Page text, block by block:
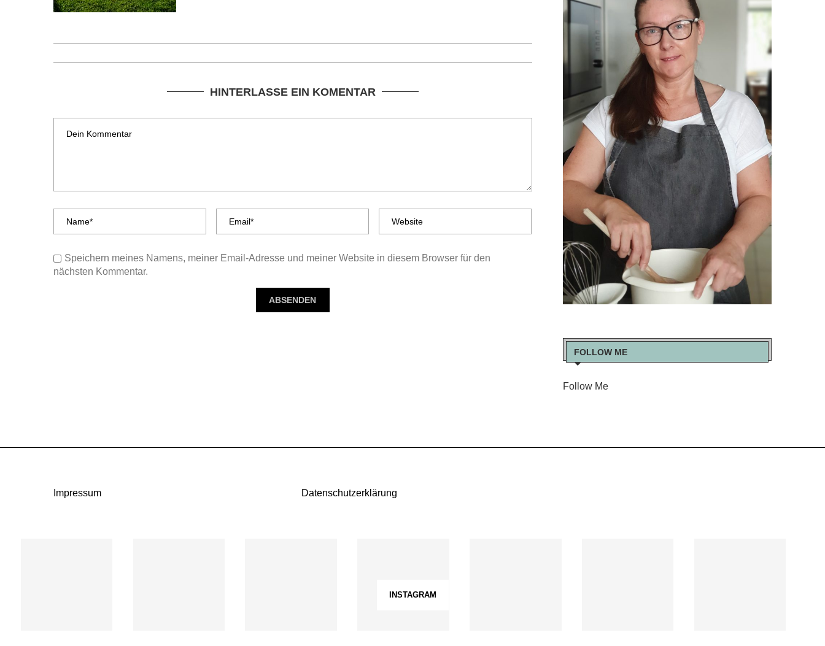
HINTERLASSE EIN KOMENTAR
Speichern meines Namens, meiner Email-Adresse und meiner Website in diesem Browser für den
nächsten Kommentar.
FOLLOW ME
Follow Me
Impressum Datenschutzerklärung
INSTAGRAM